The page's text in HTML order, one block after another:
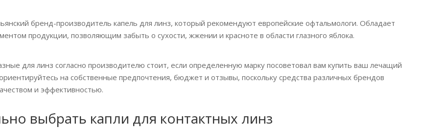
бренд-производитель капель для линз, который рекомендуют европейские офтальмологи. Обладает
продукции, позволяющим забыть о сухости, жжении и красноте в области глазного яблока.
для линз согласно производителю стоит, если определенную марку посоветовал вам купить ваш лечащий
на собственные предпочтения, бюджет и отзывы, поскольку средства различных брендов
и эффективностью.
выбрать капли для контактных линз